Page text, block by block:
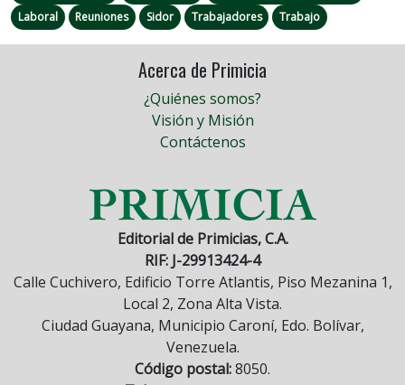
Laboral
Reuniones Sidor Trabajadores Trabajo
Acerca de Primicia
¿Quiénes somos?
Visión y Misión
Contáctenos
Editorial de Primicias, C.A.
RIF: J-29913424-4
Calle Cuchivero, Edificio Torre Atlantis, Piso Mezanina 1,
Local 2, Zona Alta Vista.
Ciudad Guayana, Municipio Caroní, Edo. Bolívar,
Venezuela.
Código postal:8050.